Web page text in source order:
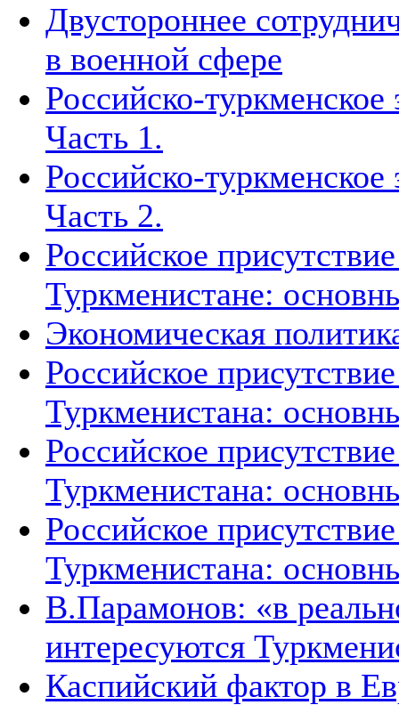
Двустороннее
в военной сфере
Российско-туркменское
Часть 1.
Российско-туркменское
Часть 2.
Российское
Туркменистане:
Экономическая
Российское
Туркменистана:
Российское
Туркменистана:
Российское
Туркменистана:
В.Парамонов: «в
интересуются
Каспийский фактор в